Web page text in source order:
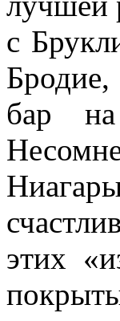
с
бар
этих